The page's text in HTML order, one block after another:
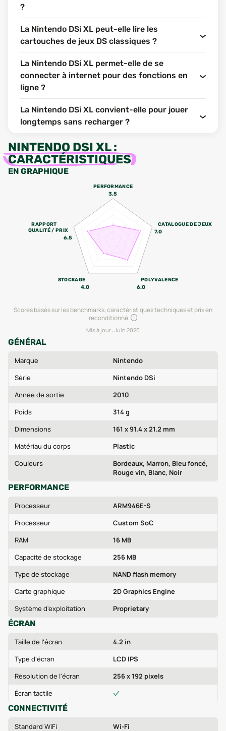
?
La Nintendo DSi XL peut-elle lire les
cartouches de jeux DS classiques ?
La Nintendo DSi XL permet-elle de se
connecter à internet pour des fonctions en
ligne ?
La Nintendo DSi XL convient-elle pour jouer
longtemps sans recharger ?
NINTENDO DSI XL:
CARACTÉRISTIQUES
EN GRAPHIQUE
PERFORMANCE
3.5
CATALOGUE DE JEUX
7.0
POLYVALENCE
6.0
STOCKAGE
4.0
RAPPORT
QUALITÉ / PRIX
6.5
Scores basés sur les benchmarks, caractéristiques techniques et prix en
reconditionné.
Mis à jour : Juin 2026
GÉNÉRAL
Marque
Nintendo
Série
Nintendo DSi
Année de sortie
2010
Poids
314 g
Dimensions
161 x 91.4 x 21.2 mm
Matériau du corps
Plastic
Couleurs
Bordeaux, Marron, Bleu foncé,
Rouge vin, Blanc, Noir
PERFORMANCE
Processeur
ARM946E-S
Processeur
Custom SoC
RAM
16 MB
Capacité de stockage
256 MB
Type de stockage
NAND flash memory
Carte graphique
2D Graphics Engine
Système d'exploitation
Proprietary
ÉCRAN
Taille de l'écran
4.2 in
Type d'écran
LCD IPS
Résolution de l'écran
256 x 192 pixels
Écran tactile
CONNECTIVITÉ
Standard WiFi Wi‑Fi